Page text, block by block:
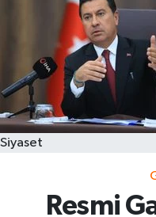
Siyaset
Resmi